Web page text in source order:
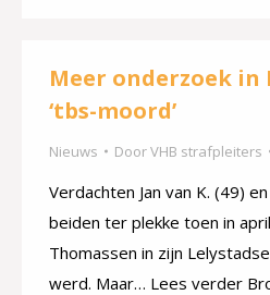
Meer onderzoek in
‘tbs-moord’
Nieuws DoorVHB strafpleiters
Verdachten Jan van K. (49)
beiden ter plekke toen in
Thomassen in zijn
werd. Maar… Lees verder